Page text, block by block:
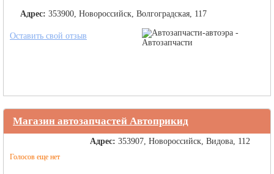
Адрес: 353900, Новороссийск, Волгоградская, 117
Оставить свой отзыв
Магазин автозапчастей Автоприкид
Голосов еще нет
Адрес: 353907, Новороссийск, Видова, 112